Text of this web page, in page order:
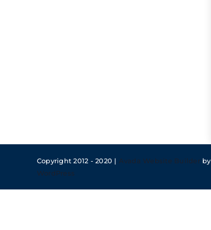
Copyright 2012 - 2020 | Avada Website Builderby
WordPress